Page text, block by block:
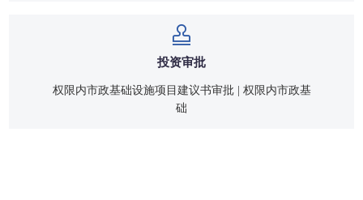
投资审批
权限内市政基础设施项目建议书审批 | 权限内市政基
础